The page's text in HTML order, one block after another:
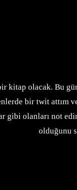
kitap olacak. Bu
bir twit attım
gibi olanları not
olduğunu